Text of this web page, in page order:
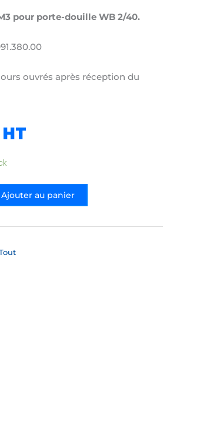
pour porte-douille WB 2/40.
ouvrés après réception du
HT
Ajouter au panier